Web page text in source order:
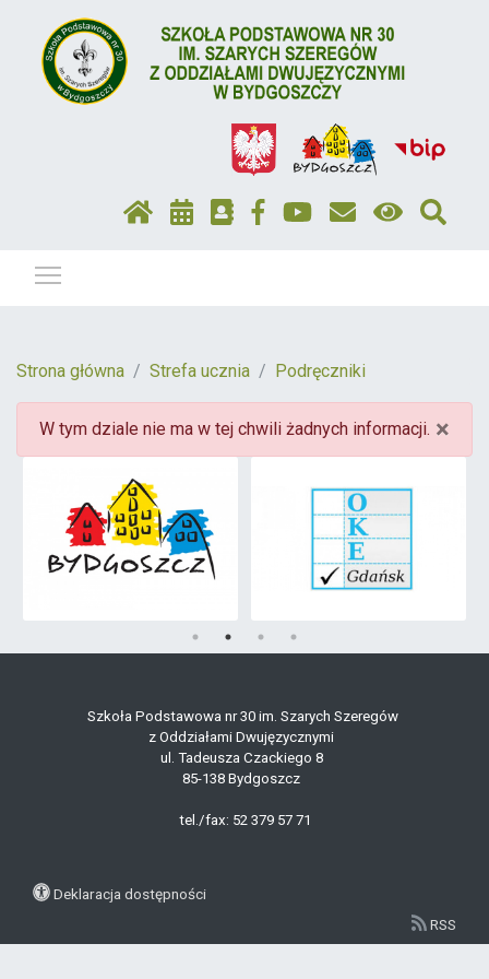
Strona główna Strefa ucznia Podręczniki
×
W tym dziale nie ma w tej chwili żadnych informacji.
Szkoła Podstawowa nr 30 im. Szarych Szeregów
z Oddziałami Dwujęzycznymi
ul. Tadeusza Czackiego 8
85-138 Bydgoszcz
tel./fax: 52 379 57 71
Deklaracja dostępności
RSS